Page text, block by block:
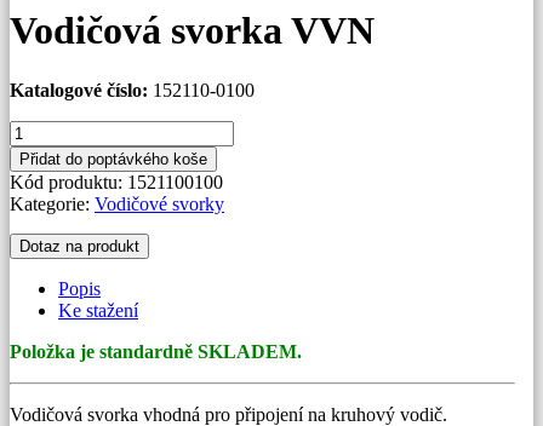
Vodičová svorka VVN
Katalogové číslo: 152110-0100
Vodičová
svorka
VVN
množství
Přidat do poptávkého koše
Kód produktu: 1521100100
Kategorie: Vodičové svorky
Dotaz na produkt
Popis
Ke stažení
Položka je standardně SKLADEM.
Vodičová svorka vhodná pro připojení na kruhový vodič.